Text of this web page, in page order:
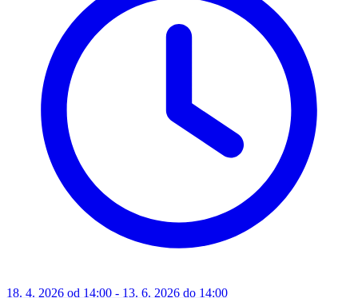
18. 4. 2026 od 14:00 - 13. 6. 2026 do 14:00